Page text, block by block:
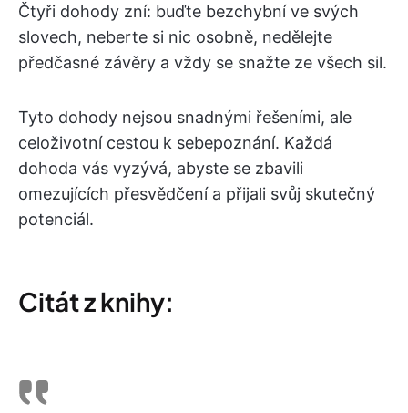
Čtyři dohody zní: buďte bezchybní ve svých
slovech, neberte si nic osobně, nedělejte
předčasné závěry a vždy se snažte ze všech sil.
Tyto dohody nejsou snadnými řešeními, ale
celoživotní cestou k sebepoznání. Každá
dohoda vás vyzývá, abyste se zbavili
omezujících přesvědčení a přijali svůj skutečný
potenciál.
Citát z knihy: